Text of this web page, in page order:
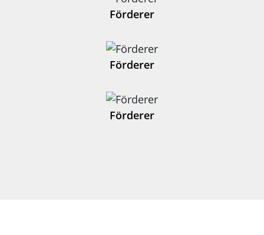
Förderer
Förderer
Förderer